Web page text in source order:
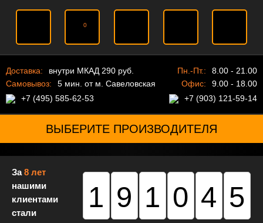
0
Доставка:
внутри МКАД 290 руб.
Самовывоз:
5 мин. от м. Савеловская
+7 (495) 585-62-53
Пн.-Пт.:
8.00 - 21.00
Офис:
9.00 - 18.00
+7 (903) 121-59-14
ВЫБЕРИТЕ ПРОИЗВОДИТЕЛЯ
За8 лет
нашими
клиентами
стали
191045